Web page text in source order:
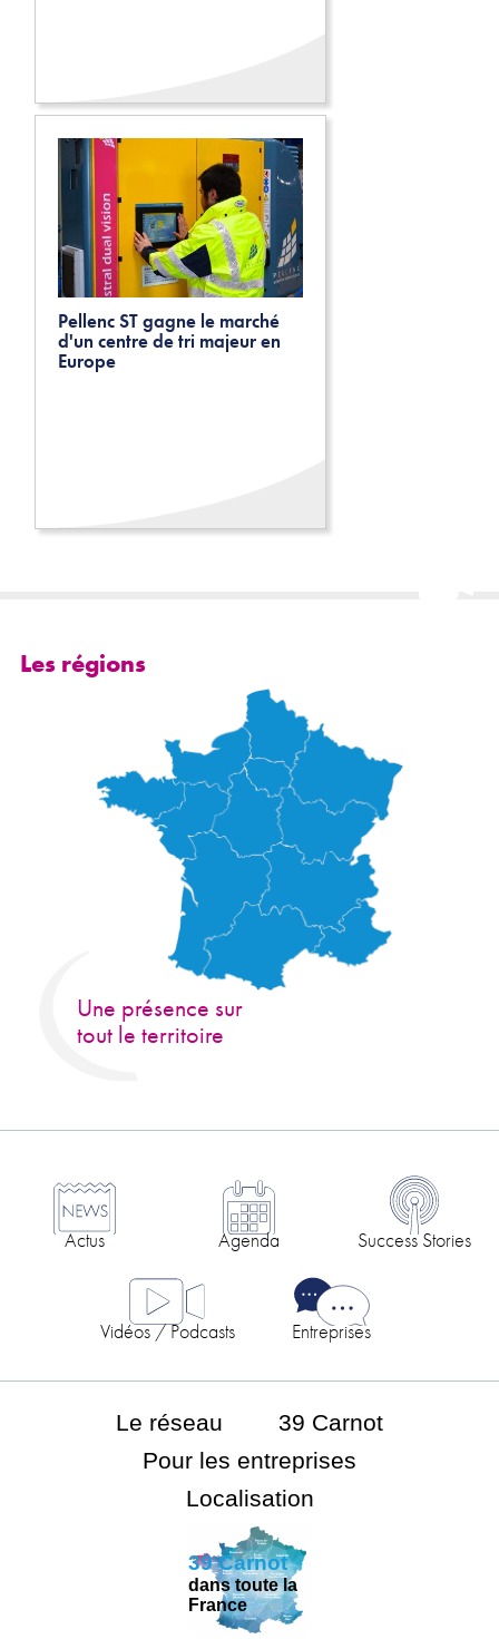
Pellenc ST gagne le marché
d'un centre de tri majeur en
Europe
Les régions
Une présence sur
tout le territoire
Actus Agenda Success Stories
Vidéos / Podcasts Entreprises
Le réseau
39 Carnot
Pour les entreprises
Localisation
39 Carnot
dans toute la
France